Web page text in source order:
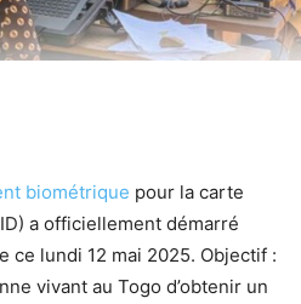
biométrique pour la carte
a officiellement démarré
ce lundi 12 mai 2025. Objectif :
vivant au Togo d’obtenir un